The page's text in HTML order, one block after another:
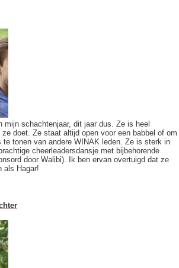
mijn schachtenjaar, dit jaar dus. Ze is heel
doet. Ze staat altijd open voor een babbel of om
te tonen van andere WINAK leden. Ze is sterk in
cheerleadersdansje met bijbehorende
door Walibi). Ik ben ervan overtuigd dat ze
als Hagar!